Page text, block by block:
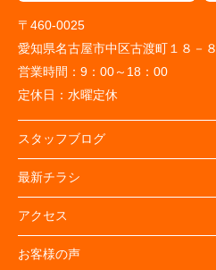
〒460-0025
愛知県名古屋市中区古渡町１８－８
営業時間： 9：00～18：00
定休日： 水曜定休
スタッフブログ
最新チラシ
アクセス
お客様の声